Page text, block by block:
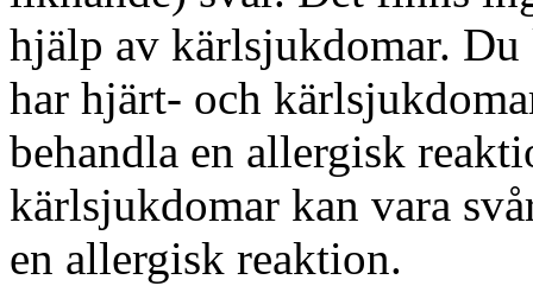
hjälp av kärlsjukdomar.
har hjärt- och
behandla en allergisk
kärlsjukdomar kan vara
en allergisk reaktion.